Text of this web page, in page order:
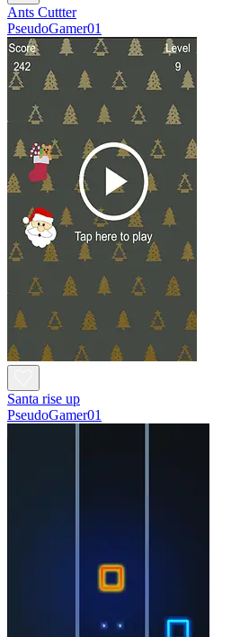
Ants Cuttter
PseudoGamer01
Santa rise up
PseudoGamer01